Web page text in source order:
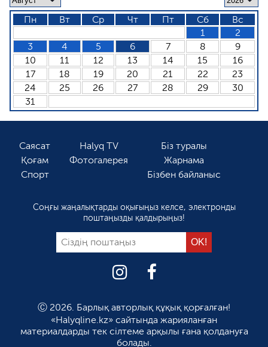
Пн Вт Ср Чт Пт Сб
Вс
1
2
3
4 5 6 7 8
9
10
11 12 13 14 15
16
17
18 19 20 21 22
23
24
25 26 27 28 29
30
31
Саясат
Қоғам
Спорт
Halyq TV
Фотогалерея
Біз туралы
Жарнама
Бізбен байланыс
Соңғы жаңалықтарды оқығыңыз келсе, электронды
поштаңызды қалдырыңыз!
Ⓒ 2026. Барлық авторлық құқық қорғалған!
«Halyqline.kz» сайтында жарияланған
материалдарды тек сілтеме арқылы ғана қолдануға
болады.